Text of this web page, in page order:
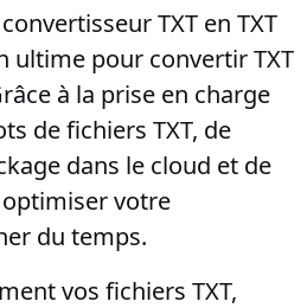
TXT en TXT
ultime pour convertir TXT
à la prise en charge
de fichiers TXT, de
dans le cloud et de
optimiser votre
du temps.
vos fichiers TXT,